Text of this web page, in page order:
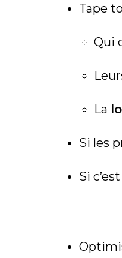
Tape
Qui
La
Si les
Si